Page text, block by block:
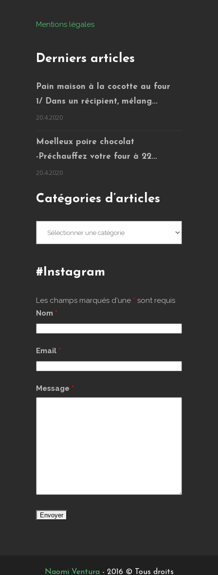
Mentions légales
Derniers articles
Pain maison à la cocotte au four
1/ Dans un récipient, mélang...
20.4.2020
Moelleux poire chocolat
-Préchauffez votre four à 22...
20.4.2020
Catégories d’articles
#Instagram
Les champs marqués d'une * sont requis
Nom *
Email *
Message *
Naomi Ventura - 2016 © Tous droits